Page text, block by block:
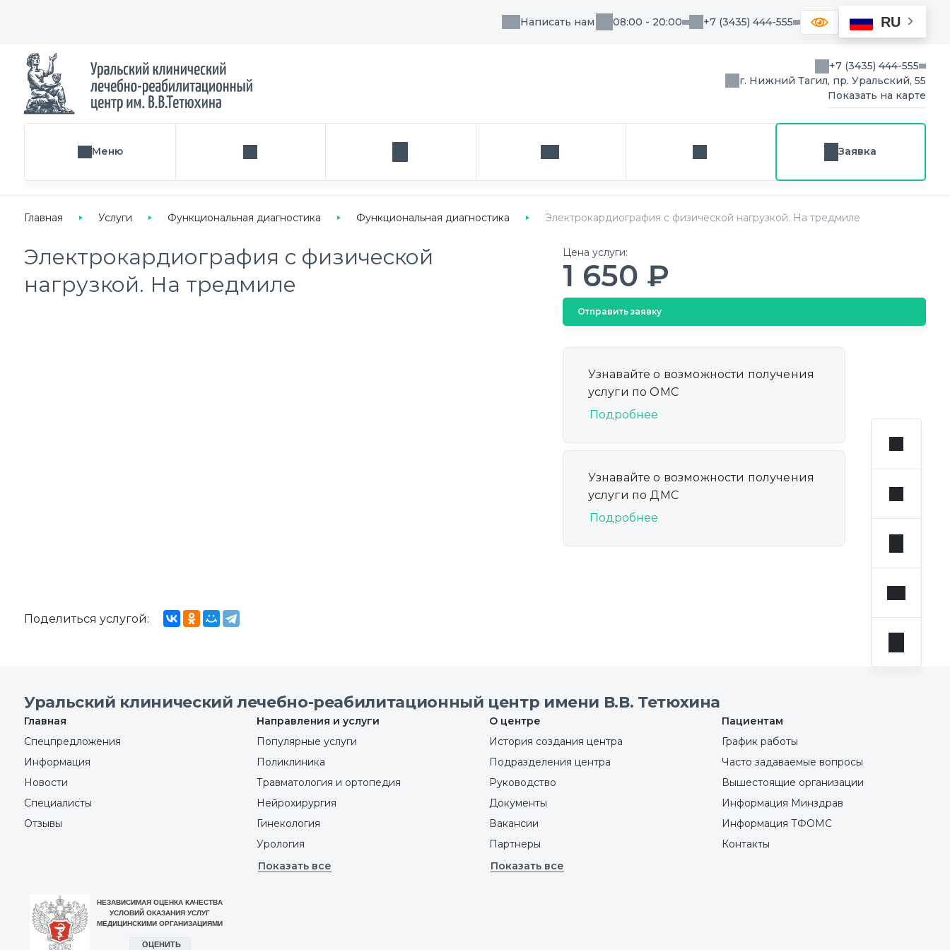
Написать нам 08:00 - 20:00 +7 (3435) 444-555 RU
+7 (3435) 444-555
г. Нижний Тагил, пр. Уральский, 55
Показать на карте
Меню Поиск услуги, направления или врача Написать нам Заказ звонка Заявка
Главная Услуги Функциональная диагностика Функциональная диагностика Электрокардиография с физической нагрузкой. На тредмиле
Электрокардиография с физической
нагрузкой. На тредмиле
Цена услуги:
1 650 ₽
Отправить заявку
Узнавайте о возможности получения
услуги по ОМС
Подробнее
Узнавайте о возможности получения
услуги по ДМС
Подробнее
Поделиться услугой:
Уральский клинический лечебно-реабилитационный центр имени В.В. Тетюхина
Главная
Спецпредложения
Информация
Новости
Специалисты
Отзывы
Направления и услуги
Популярные услуги
Поликлиника
Травматология и ортопедия
Нейрохирургия
Гинекология
Урология
Показать все
О центре
История создания центра
Подразделения центра
Руководство
Документы
Вакансии
Партнеры
Показать все
Пациентам
График работы
Часто задаваемые вопросы
Вышестоящие организации
Информация Минздрав
Информация ТФОМС
Контакты